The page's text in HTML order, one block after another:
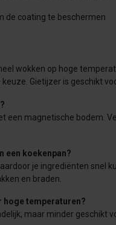
de coating te beschermen
wokken op hoge
Gietijzer is geschikt
een magnetische bodem.
een koekenpan?
je ingrediënten snel
en braden.
hoge temperaturen?
maar minder geschikt